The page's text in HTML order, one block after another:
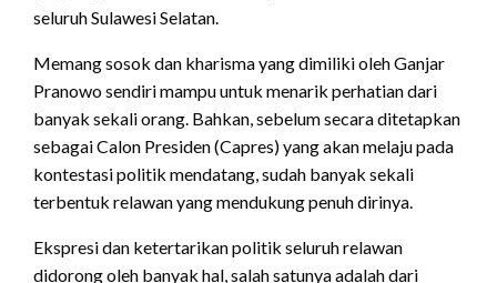
seluruh Sulawesi Selatan.
Memang sosok dan kharisma yang dimiliki oleh Ganjar
Pranowo sendiri mampu untuk menarik perhatian dari
banyak sekali orang. Bahkan, sebelum secara ditetapkan
sebagai Calon Presiden (Capres) yang akan melaju pada
kontestasi politik mendatang, sudah banyak sekali
terbentuk relawan yang mendukung penuh dirinya.
Ekspresi dan ketertarikan politik seluruh relawan
didorong oleh banyak hal, salah satunya adalah dari